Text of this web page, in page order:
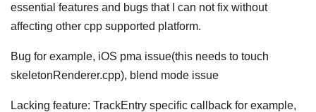
essential features and bugs that I can not fix without
affecting other cpp supported platform.
Bug for example, iOS pma issue(this needs to touch
skeletonRenderer.cpp), blend mode issue
Lacking feature: TrackEntry specific callback for example,